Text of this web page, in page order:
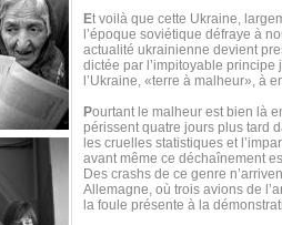
Et voilà que cette Ukraine,
l’époque soviétique défraye à
actualité ukrainienne devient
dictée par l’impitoyable principe
l’Ukraine, «terre à malheur», à
Pourtant le malheur est bien là
périssent quatre jours plus tard
les cruelles statistiques et
avant même ce déchaînement
Des crashs de ce genre
Allemagne, où trois avions de
la foule présente à la